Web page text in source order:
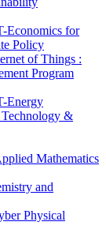
Economics for
Policy
of Things :
Program
Energy
&
Mathematics
and
Physical